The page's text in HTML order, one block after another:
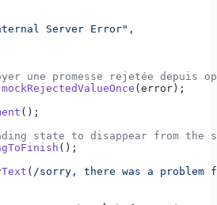
Server Error" ,
une promesse rejetée depuis
mockRejectedValueOnce (error);
();
state to disappear from the
();
( /sorry, there was a problem